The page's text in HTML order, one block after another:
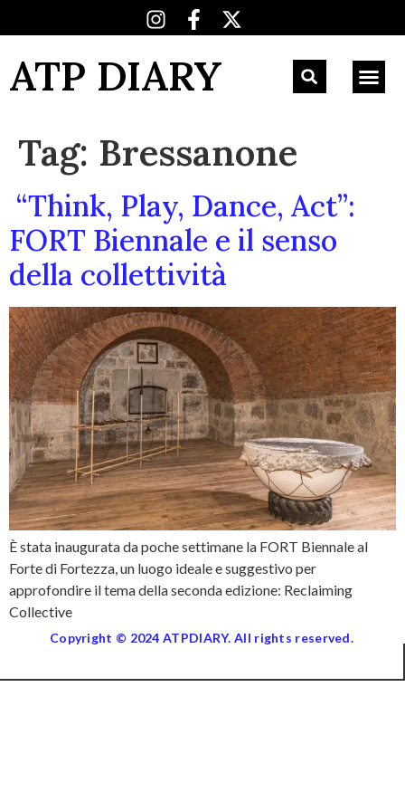
ATP DIARY
Tag: Bressanone
“Think, Play, Dance, Act”:
FORT Biennale e il senso
della collettività
È stata inaugurata da poche settimane la FORT Biennale al
Forte di Fortezza, un luogo ideale e suggestivo per
approfondire il tema della seconda edizione: Reclaiming
Collective
Copyright © 2024 ATPDIARY. All rights reserved.